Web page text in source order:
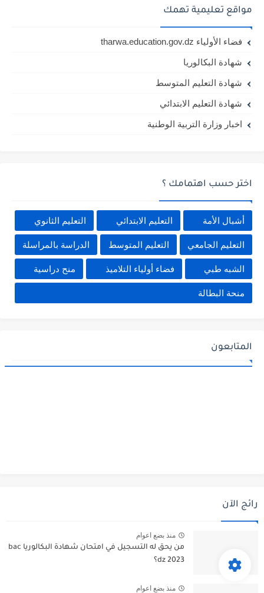
مواقع تعليمية تهمك
فضاء الأولياء tharwa.education.gov.dz
شهادة البكالوريا
شهادة التعليم المتوسط
شهادة التعليم الابتدائي
اخبار وزارة التربية الوطنية
اختر حسب اهتمامك ؟
أشبال الأمة التعليم الابتدائي التعليم الثانوي
التعليم الجامعي التعليم المتوسط الدراسة بالمراسلة
الشبه طبي فضاء أولياء التلاميذ منح دراسية
منحة البطالة
المتابعون
رائج الآن
منذ بضع اعوام
من يحق له التسجيل في امتحان شهادة البكالوريا bac
dz 2023؟
منذ بضع اعوام